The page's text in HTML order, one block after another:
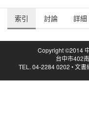
索引 討論 詳細
Copyright ©2014
台中市402
TEL. 04-2284 0202 • 文